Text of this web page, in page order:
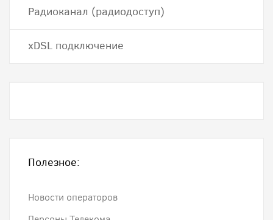
Радиоканал (радиодоступ)
хDSL подключение
Полезное:
Новости операторов